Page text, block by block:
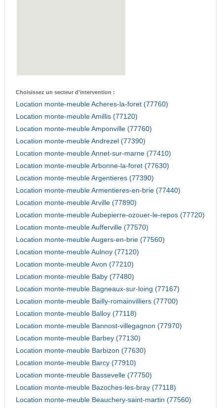
Choisissez un secteur d'intervention :
Location monte-meuble Acheres-la-foret (77760)
Location monte-meuble Amillis (77120)
Location monte-meuble Amponville (77760)
Location monte-meuble Andrezel (77390)
Location monte-meuble Annet-sur-marne (77410)
Location monte-meuble Arbonne-la-foret (77630)
Location monte-meuble Argentieres (77390)
Location monte-meuble Armentieres-en-brie (77440)
Location monte-meuble Arville (77890)
Location monte-meuble Aubepierre-ozouer-le-repos (77720)
Location monte-meuble Aufferville (77570)
Location monte-meuble Augers-en-brie (77560)
Location monte-meuble Aulnoy (77120)
Location monte-meuble Avon (77210)
Location monte-meuble Baby (77480)
Location monte-meuble Bagneaux-sur-loing (77167)
Location monte-meuble Bailly-romainvilliers (77700)
Location monte-meuble Balloy (77118)
Location monte-meuble Bannost-villegagnon (77970)
Location monte-meuble Barbey (77130)
Location monte-meuble Barbizon (77630)
Location monte-meuble Barcy (77910)
Location monte-meuble Bassevelle (77750)
Location monte-meuble Bazoches-les-bray (77118)
Location monte-meuble Beauchery-saint-martin (77560)